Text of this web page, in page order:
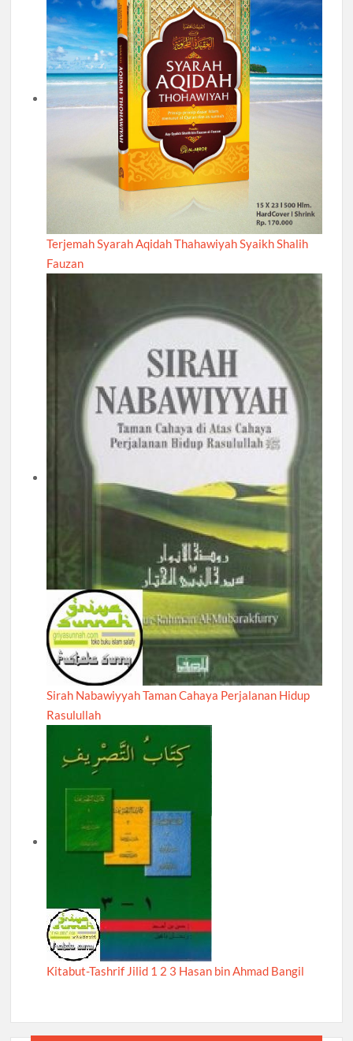
Terjemah Syarah Aqidah Thahawiyah Syaikh Shalih
Fauzan
Sirah Nabawiyyah Taman Cahaya Perjalanan Hidup
Rasulullah
Kitabut-Tashrif Jilid 1 2 3 Hasan bin Ahmad Bangil